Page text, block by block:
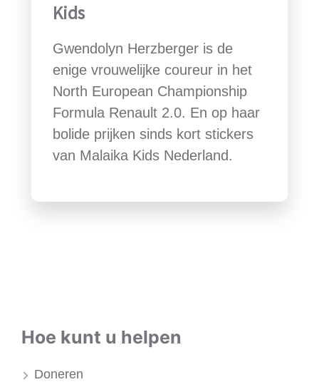
Kids
Gwendolyn Herzberger is de
enige vrouwelijke coureur in het
North European Championship
Formula Renault 2.0. En op haar
bolide prijken sinds kort stickers
van Malaika Kids Nederland.
Hoe kunt u helpen
Doneren